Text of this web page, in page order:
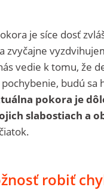
je síce dosť
zvyčajne
vedie k tomu, že
budú sa
pokora je
slabostiach a
robiť